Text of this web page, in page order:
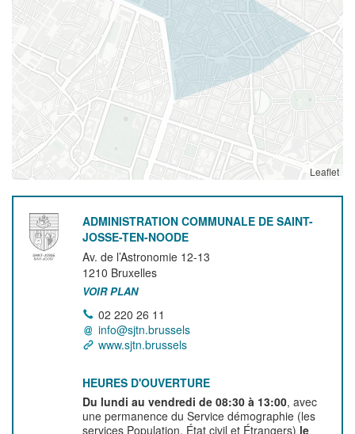
Leaflet
ADMINISTRATION COMMUNALE DE SAINT-
JOSSE-TEN-NOODE
Av. de l’Astronomie 12-13
1210 Bruxelles
VOIR PLAN
02 220 26 11
info@sjtn.brussels
www.sjtn.brussels
HEURES D'OUVERTURE
Du lundi au vendredi de 08:30 à 13:00, avec
une permanence du Service démographie (les
services Population, État civil et Étrangers) le